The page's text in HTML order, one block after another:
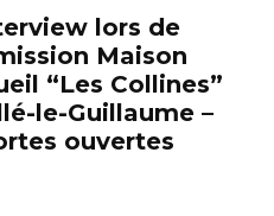
lors de
Maison
“Les Collines”
le-Guillaume –
ouvertes